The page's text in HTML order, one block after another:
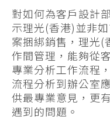
對如何為客戶設計
示理光(香港)並非
案捆綁銷售，理光(
作間管理，能夠從
專業分析工作流程
流程分析到辦公室
供最專業意見，更
遇到的問題。